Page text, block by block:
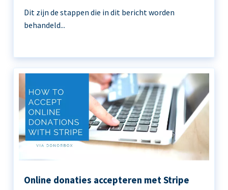
Dit zijn de stappen die in dit bericht worden
behandeld...
Online donaties accepteren met Stripe